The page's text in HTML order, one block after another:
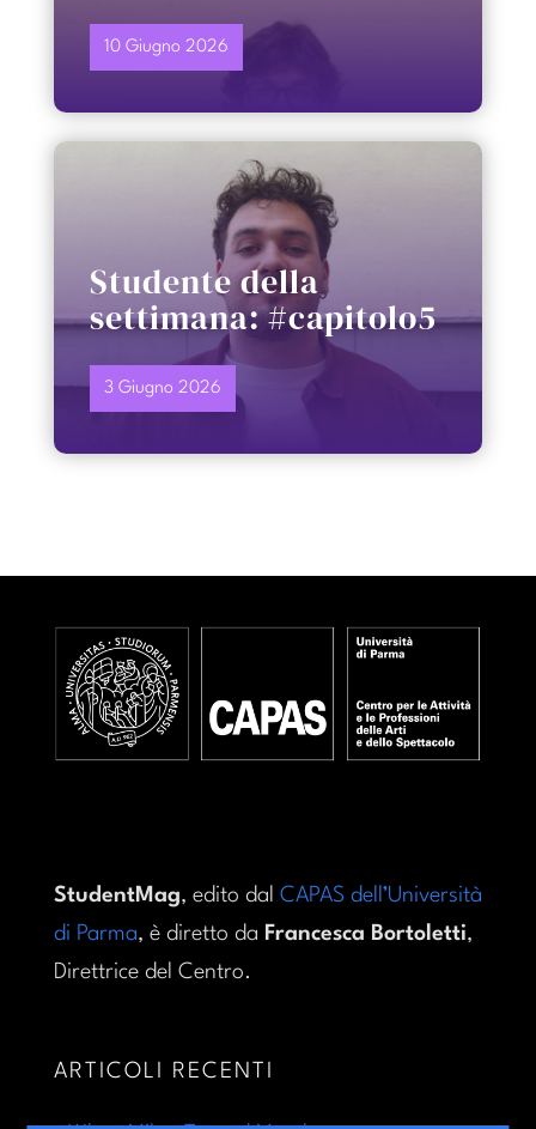
10 Giugno 2026
Studente della
settimana: #capitolo5
3 Giugno 2026
StudentMag, edito dal CAPAS dell’Università
di Parma, è diretto da Francesca Bortoletti,
Direttrice del Centro.
ARTICOLI RECENTI